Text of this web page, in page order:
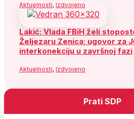
Aktuelnosti, Izdvojeno
Lakić: Vlada FBiH želi
Željezaru Zenica; ugovor za
interkonekciju u završnoj fazi
Aktuelnosti, Izdvojeno
Prati SDP